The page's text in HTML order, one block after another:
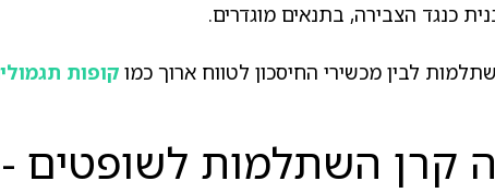
כנגד הצבירה, בתנאים מוגדרים.
לבין מכשירי החיסכון לטווח ארוך כמו קופות
קרן השתלמות לשופטים